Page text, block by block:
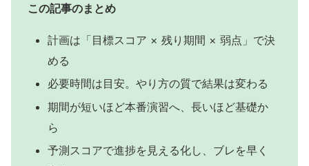
この記事のまとめ
計画は「目標スコア × 残り期間 × 弱点」で決
める
必要時間は目安。やり方の質で結果は変わる
期間が短いほど本番演習へ、長いほど基礎か
ら
予測スコアで進捗を見える化し、ブレを早く